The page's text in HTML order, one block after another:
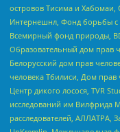
островов Тисима и Хабомаи,
Интернешнл, Фонд борьбы с
Всемирный фонд природы,
Образовательный дом прав
Белорусский дом прав
человека Тбилиси, Дом прав
Центр дикого лосося, TVR
исследований им Вилфрида
расследователей, АЛЛАТРА,